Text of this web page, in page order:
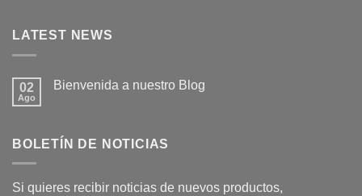
LATEST NEWS
02
Ago
Bienvenida a nuestro Blog
Bienvenida
BOLETÍN DE NOTICIAS
Si quieres recibir noticias de nuevos productos,